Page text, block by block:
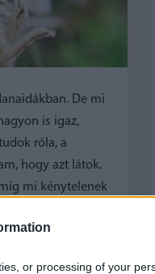
or processing of your
De mi
is igaz,
róla, a
hogy azt látok.
mi kénytelenek
Babitsnak is
ezt a
írni, hogy a